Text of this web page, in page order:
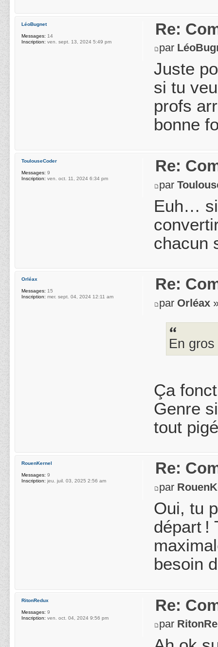
Re:
par
Juste
si tu
profs
bonne
LéoBugnet
Messages: 14
Inscription: ven. sept. 13, 2024 5:49 pm
Re:
par
Euh… si
chacun
ToulouseCoder
Messages: 9
Inscription: ven. oct. 11, 2024 6:34 pm
Re:
par Orléax
En
Ça
Genre
tout
Orléax
Messages: 15
Inscription: mer. sept. 04, 2024 12:11 am
Re:
par
Oui, tu
départ !
besoin
RouenKernel
Messages: 9
Inscription: jeu. juil. 03, 2025 2:56 am
Re:
par
RitonRedux
Messages: 9
Inscription: ven. oct. 04, 2024 9:56 pm